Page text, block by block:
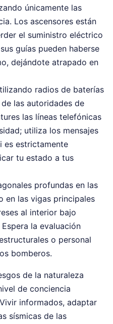
únicamente las
Los ascensores están
el suministro eléctrico
guías pueden haberse
dejándote atrapado en
radios de baterías
las autoridades de
las líneas telefónicas
utiliza los mensajes
estrictamente
tu estado a tus
profundas en las
en las vigas principales
al interior bajo
la evaluación
o personal
bomberos.
de la naturaleza
de conciencia
informados, adaptar
sísmicas de las